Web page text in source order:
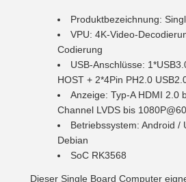
Produktbezeichnung:
VPU: 4K-Video-
Codierung
USB-Anschlüsse:
HOST + 2*4Pin PH2.0
Anzeige: Typ-A HDMI 2.0
Channel LVDS bis
Betriebssystem: Android /
Debian
SoC RK3568
Dieser Single Board Computer